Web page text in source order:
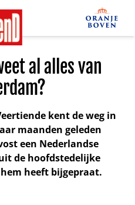
al alles van
kent de weg in
maanden geleden
een Nederlandse
de hoofdstedelijke
heeft bijgepraat.